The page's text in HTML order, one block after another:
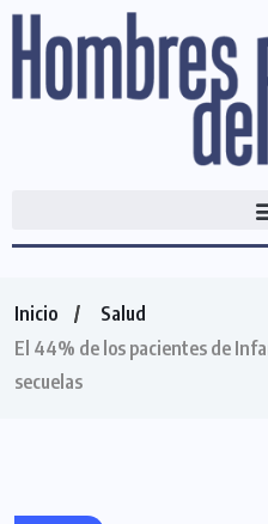
Inicio
Salud
El 44% de los pacientes de
secuelas